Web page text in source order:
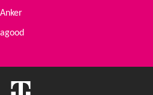
Anker
agood